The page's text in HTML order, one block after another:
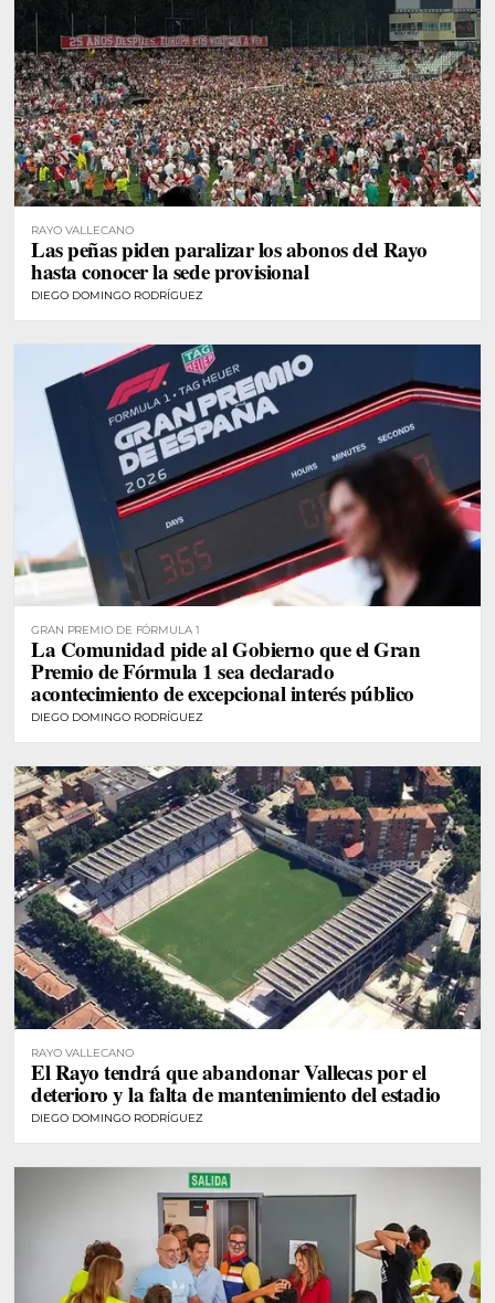
RAYO VALLECANO
Las peñas piden paralizar los abonos del Rayo
hasta conocer la sede provisional
DIEGO DOMINGO RODRÍGUEZ
GRAN PREMIO DE FÓRMULA 1
La Comunidad pide al Gobierno que el Gran
Premio de Fórmula 1 sea declarado
acontecimiento de excepcional interés público
DIEGO DOMINGO RODRÍGUEZ
RAYO VALLECANO
El Rayo tendrá que abandonar Vallecas por el
deterioro y la falta de mantenimiento del estadio
DIEGO DOMINGO RODRÍGUEZ